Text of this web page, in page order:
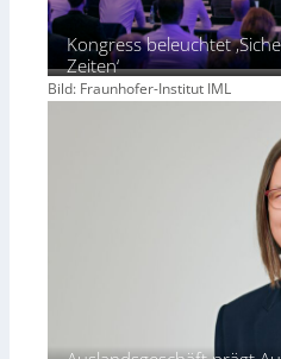
Kongress beleuchtet
Zeiten‘
Bild: Fraunhofer-Institut IML